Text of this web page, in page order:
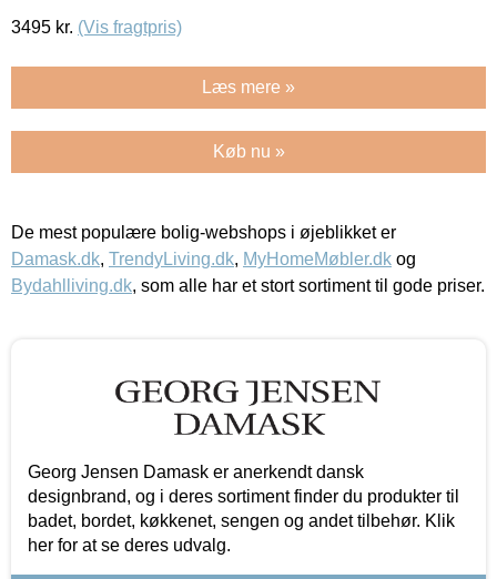
3495 kr. (Vis fragtpris)
Læs mere »
Køb nu »
De mest populære bolig-webshops i øjeblikket er
Damask.dk, TrendyLiving.dk, MyHomeMøbler.dk og
Bydahlliving.dk, som alle har et stort sortiment til gode priser.
Georg Jensen Damask er anerkendt dansk
designbrand, og i deres sortiment finder du produkter til
badet, bordet, køkkenet, sengen og andet tilbehør. Klik
her for at se deres udvalg.